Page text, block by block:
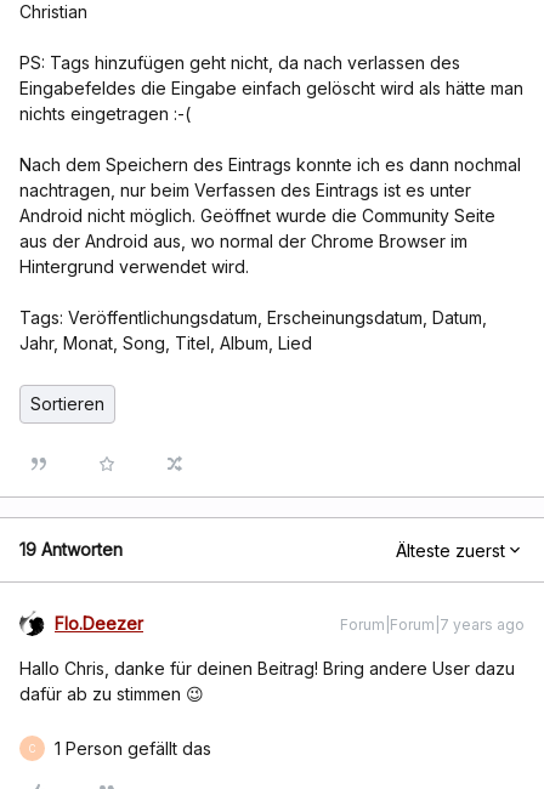
Christian
PS: Tags hinzufügen geht nicht, da nach verlassen des
Eingabefeldes die Eingabe einfach gelöscht wird als hätte man
nichts eingetragen :-(
Nach dem Speichern des Eintrags konnte ich es dann nochmal
nachtragen, nur beim Verfassen des Eintrags ist es unter
Android nicht möglich. Geöffnet wurde die Community Seite
aus der Android aus, wo normal der Chrome Browser im
Hintergrund verwendet wird.
Tags: Veröffentlichungsdatum, Erscheinungsdatum, Datum,
Jahr, Monat, Song, Titel, Album, Lied
Sortieren
19 Antworten Älteste zuerst
Flo.Deezer Forum|Forum|7 years ago
Hallo Chris, danke für deinen Beitrag! Bring andere User dazu
dafür ab zu stimmen 😉
C 1 Person gefällt das